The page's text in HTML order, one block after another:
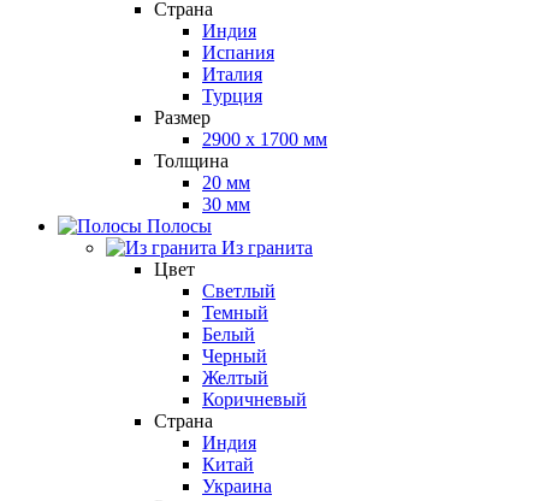
Страна
Индия
Испания
Италия
Турция
Размер
2900 x 1700 мм
Толщина
20 мм
30 мм
Полосы
Из гранита
Цвет
Светлый
Темный
Белый
Черный
Желтый
Коричневый
Страна
Индия
Китай
Украина